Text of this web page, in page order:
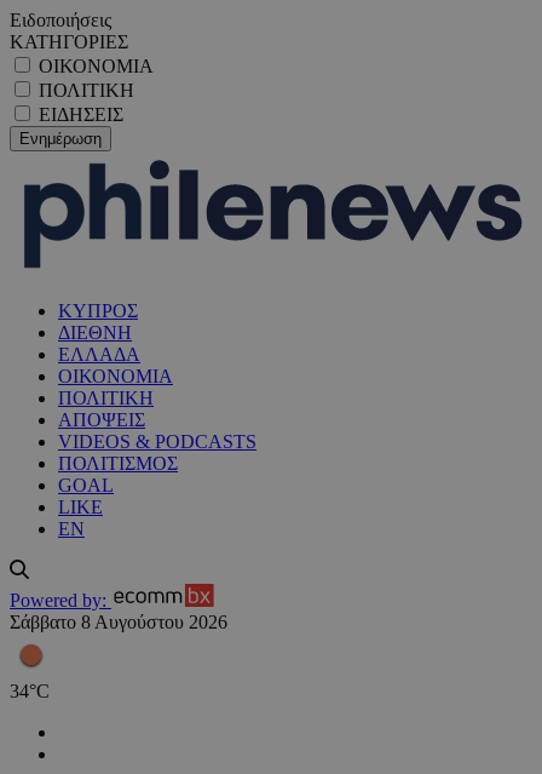
Ειδοποιήσεις
ΚΑΤΗΓΟΡΙΕΣ
ΟΙΚΟΝΟΜΙΑ
ΠΟΛΙΤΙΚΗ
ΕΙΔΗΣΕΙΣ
ΚΥΠΡΟΣ
ΔΙΕΘΝΗ
ΕΛΛΑΔΑ
ΟΙΚΟΝΟΜΙΑ
ΠΟΛΙΤΙΚΗ
ΑΠΟΨΕΙΣ
VIDEOS & PODCASTS
ΠΟΛΙΤΙΣΜΟΣ
GOAL
LIKE
EN
Powered by:
Σάββατο 8 Αυγούστου 2026
34°C